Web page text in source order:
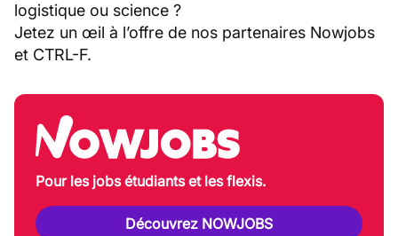
logistique ou science ?
Jetez un œil à l’offre de nos partenaires Nowjobs
et CTRL-F.
Pour les jobs étudiants et les flexis.
Découvrez NOWJOBS